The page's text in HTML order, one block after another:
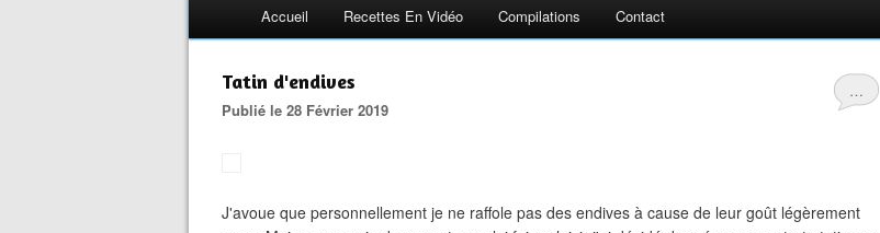
Accueil Recettes En Vidéo Compilations Contact
…
Tatin d'endives
Publié le 28 Février 2019
J'avoue que personnellement je ne raffole pas des endives à cause de leur goût légèrement